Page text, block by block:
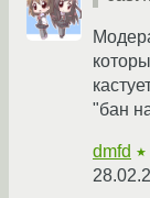
"бан
dmfd ★